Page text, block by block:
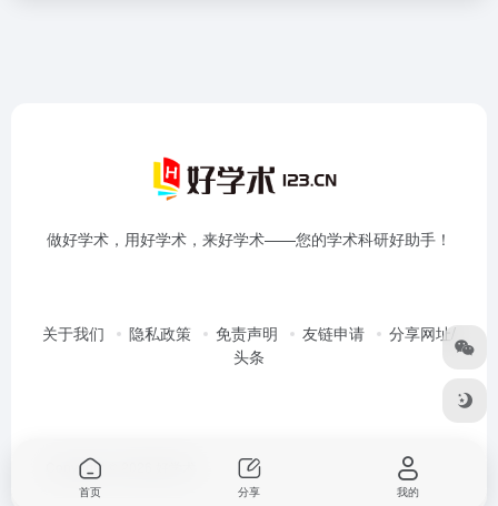
做好学术，用好学术，来好学术——您的学术科研好助手！
关于我们 隐私政策 免责声明 友链申请
分享网址/
头条
Copyright © 2026
首页 分享 我的